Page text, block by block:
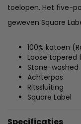
toelopen. Het five-
geweven Square
100% katoen
Loose tapered
Stone-washed
Achterpas
Ritssluiting
Square Label